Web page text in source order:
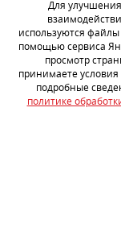
Услуги
Стоимость
Портфолио
Отзывы
Для
используются
помощью сервиса
просмотр
принимаете условия
подробные
политике